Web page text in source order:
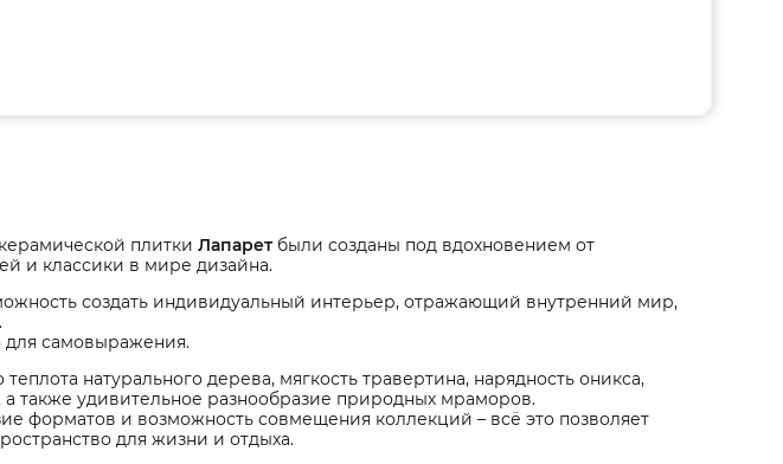
плитки Лапарет были созданы под вдохновением от
и классики в мире дизайна.
создать индивидуальный интерьер, отражающий внутренний мир,
для самовыражения.
натурального дерева, мягкость травертина, нарядность оникса,
а также удивительное разнообразие природных мраморов.
форматов и возможность совмещения коллекций – всё это позволяет
для жизни и отдыха.